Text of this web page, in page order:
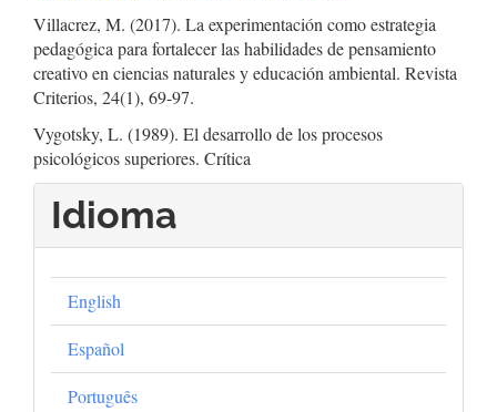
Villacrez, M. (2017). La experimentación como estrategia
pedagógica para fortalecer las habilidades de pensamiento
creativo en ciencias naturales y educación ambiental. Revista
Criterios, 24(1), 69-97.
Vygotsky, L. (1989). El desarrollo de los procesos
psicológicos superiores. Crítica
Idioma
English
Español
Português